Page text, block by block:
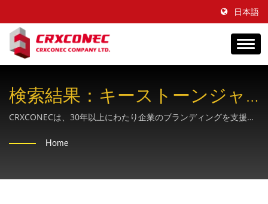
日本語
検索結果：キーストーンジャ
ック ｜多用途なエンドツーエ
ンドの銅線および光ファイバ
CRXCONECは、30年以上にわたり企業のブランディングを支援し
Home